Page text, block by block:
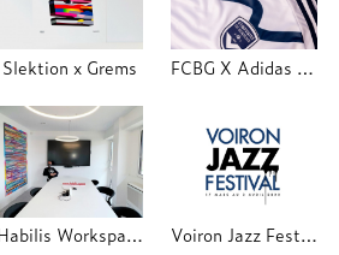
Slektion x Grems FCBG X Adidas X Grems
Habilis Workspace Voiron Jazz Festival